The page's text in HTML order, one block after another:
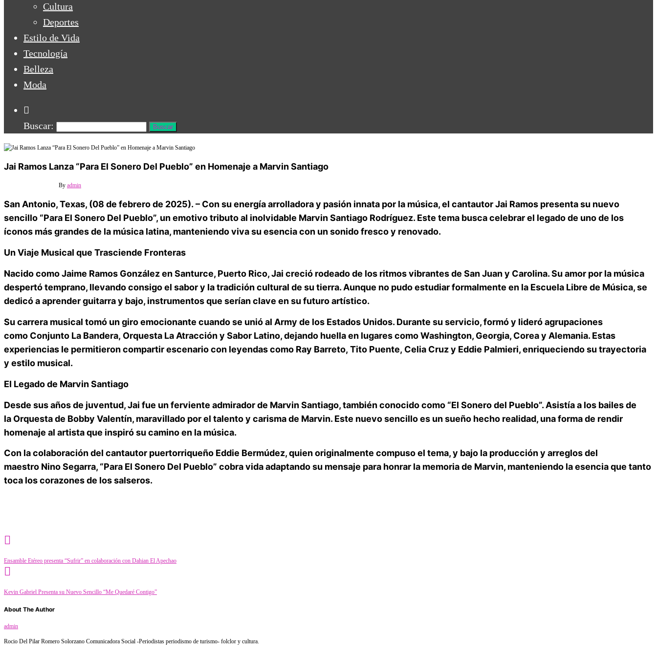
Cultura
Deportes
Estilo de Vida
Tecnología
Belleza
Moda
Buscar:
Jai Ramos Lanza “Para El Sonero Del Pueblo” en Homenaje a Marvin Santiago
By admin
San Antonio, Texas, (08 de febrero de 2025). – Con su energía arrolladora y pasión innata por la música, el cantautorJai Ramos presenta su nuevo
sencillo “Para El Sonero Del Pueblo”, un emotivo tributo al inolvidable Marvin Santiago Rodríguez. Este tema busca celebrar el legado de uno de los
íconos más grandes de la música latina, manteniendo viva su esencia con un sonido fresco y renovado.
Un Viaje Musical que Trasciende Fronteras
Nacido comoJaime Ramos GonzálezenSanturce, Puerto Rico, Jai creció rodeado de los ritmos vibrantes de San Juan y Carolina. Su amor por la música
despertó temprano, llevando consigo el sabor y la tradición cultural de su tierra. Aunque no pudo estudiar formalmente en la Escuela Libre de Música, se
dedicó a aprender guitarra y bajo, instrumentos que serían clave en su futuro artístico.
Su carrera musical tomó un giro emocionante cuando se unió al Army de los Estados Unidos. Durante su servicio, formó y lideró agrupaciones
como Conjunto La Bandera, Orquesta La Atraccióny Sabor Latino, dejando huella en lugares como Washington, Georgia, Corea y Alemania. Estas
experiencias le permitieron compartir escenario con leyendas como Ray Barreto, Tito Puente, Celia Cruzy Eddie Palmieri, enriqueciendo su trayectoria
y estilo musical.
El Legado de Marvin Santiago
Desde sus años de juventud, Jai fue un ferviente admirador de Marvin Santiago, también conocido como “El Sonero del Pueblo”. Asistía a los bailes de
la Orquesta de Bobby Valentín, maravillado por el talento y carisma de Marvin. Este nuevo sencillo es un sueño hecho realidad, una forma de rendir
homenaje al artista que inspiró su camino en la música.
Con la colaboración del cantautor puertorriqueño Eddie Bermúdez, quien originalmente compuso el tema, y bajo la producción y arreglos del
maestro Nino Segarra, “Para El Sonero Del Pueblo” cobra vida adaptando su mensaje para honrar la memoria de Marvin, manteniendo la esencia que tanto
toca los corazones de los salseros.
Ensamble Etéreo presenta “Sufrir” en colaboración con Dahian El Apechao
Kevin Gabriel Presenta su Nuevo Sencillo “Me Quedaré Contigo”
About The Author
admin
Rocio Del Pilar Romero Solorzano Comunicadora Social -Periodistas periodismo de turismo- folclor y cultura.